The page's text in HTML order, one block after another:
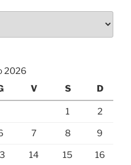
2026
V S D
1 2
7 8 9
14 15 16